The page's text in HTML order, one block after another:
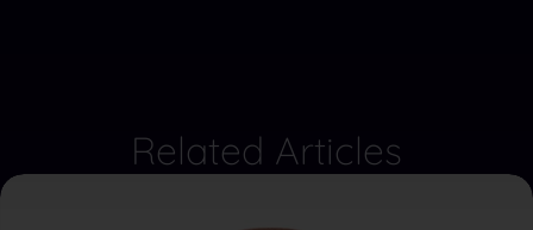
Related Articles